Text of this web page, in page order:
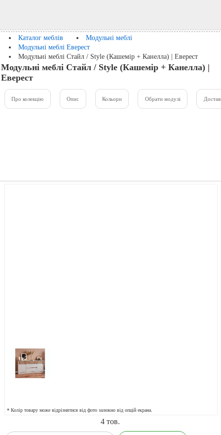
Каталог меблів
Модульні меблі
Модульні меблі Еверест
Модульні меблі Стайл / Style (Кашемір + Канелла) | Еверест
Модульні меблі Стайл / Style (Кашемір + Канелла) |
Еверест
Про колекцію Опис Кольори Обрати модулі
* Колір товару може відрізнятися від фото залежно від опцій екрана.
4тов.